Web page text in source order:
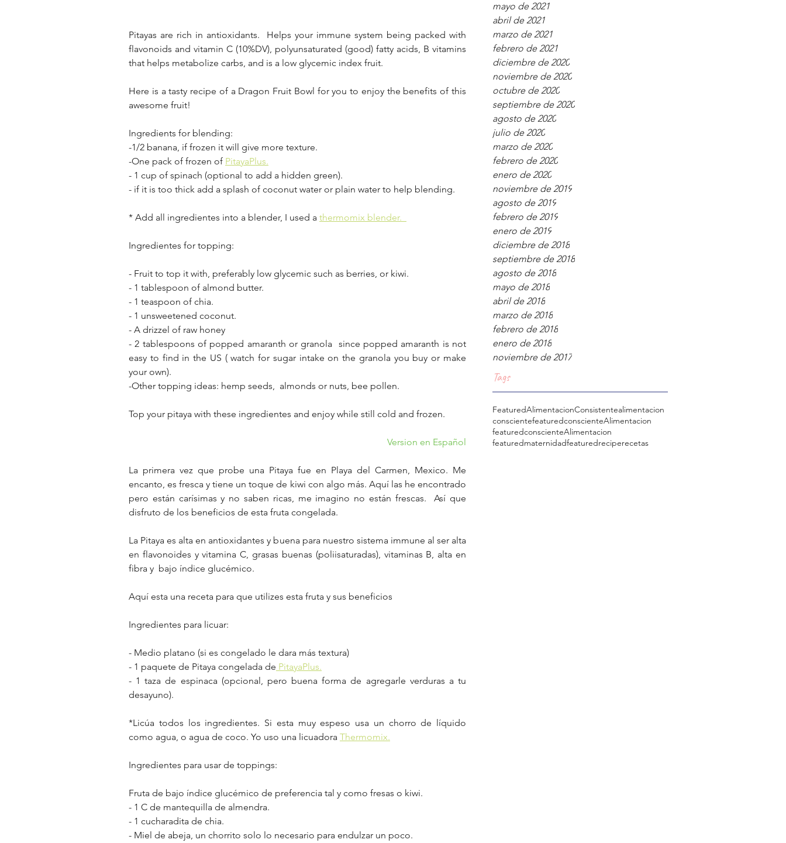
mayo de 2021
abril de 2021
marzo de 2021
febrero de 2021
diciembre de 2020
noviembre de 2020
octubre de 2020
septiembre de 2020
agosto de 2020
julio de 2020
marzo de 2020
febrero de 2020
enero de 2020
noviembre de 2019
agosto de 2019
febrero de 2019
enero de 2019
diciembre de 2018
septiembre de 2018
agosto de 2018
mayo de 2018
abril de 2018
marzo de 2018
febrero de 2018
enero de 2018
noviembre de 2017
Tags
FeaturedAlimentacionConsistentealimentacion
conscientefeaturedconscienteAlimentacion
featuredconscienteAlimentacion
featuredmaternidadfeaturedreciperecetas
Pitayas are rich in antioxidants.  Helps your immune system being packed with
flavonoids and vitamin C (10%DV), polyunsaturated (good) fatty acids, B vitamins
that helps metabolize carbs, and is a low glycemic index fruit.
Here is a tasty recipe of a Dragon Fruit Bowl for you to enjoy the benefits of this
awesome fruit!
Ingredients for blending:
-1/2 banana, if frozen it will give more texture.
-One pack of frozen of PitayaPlus.
- 1 cup of spinach (optional to add a hidden green).
- if it is too thick add a splash of coconut water or plain water to help blending.
* Add all ingredientes into a blender, I used a thermomix blender.
Ingredientes for topping:
- Fruit to top it with, preferably low glycemic such as berries, or kiwi.
- 1 tablespoon of almond butter.
- 1 teaspoon of chia.
- 1 unsweetened coconut.
- A drizzel of raw honey
- 2 tablespoons of popped amaranth or granola  since popped amaranth is not
easy to find in the US ( watch for sugar intake on the granola you buy or make
your own).
-Other topping ideas: hemp seeds,  almonds or nuts, bee pollen.
Top your pitaya with these ingredientes and enjoy while still cold and frozen.
Version en Español
La primera vez que probe una Pitaya fue en Playa del Carmen, Mexico. Me
encanto, es fresca y tiene un toque de kiwi con algo más. Aquí las he encontrado
pero están carísimas y no saben ricas, me imagino no están frescas.  Así que
disfruto de los beneficios de esta fruta congelada.
La Pitaya es alta en antioxidantes y buena para nuestro sistema immune al ser alta
en flavonoides y vitamina C, grasas buenas (poliisaturadas), vitaminas B, alta en
fibra y  bajo índice glucémico.
Aquí esta una receta para que utilizes esta fruta y sus beneficios
Ingredientes para licuar:
- Medio platano (si es congelado le dara más textura)
- 1 paquete de Pitaya congelada de PitayaPlus.
- 1 taza de espinaca (opcional, pero buena forma de agregarle verduras a tu
desayuno).
*Licúa todos los ingredientes. Si esta muy espeso usa un chorro de líquido
como agua, o agua de coco. Yo uso una licuadora Thermomix.
Ingredientes para usar de toppings:
Fruta de bajo índice glucémico de preferencia tal y como fresas o kiwi.
- 1 C de mantequilla de almendra.
- 1 cucharadita de chia.
- Miel de abeja, un chorrito solo lo necesario para endulzar un poco.